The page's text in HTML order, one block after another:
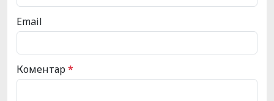
Email
Коментар*